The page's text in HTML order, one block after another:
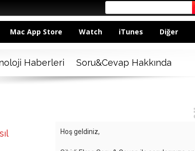
Mac App Store Watch iTunes Diğer
Haberleri Soru&Cevap Hakkında
Hoş geldiniz,